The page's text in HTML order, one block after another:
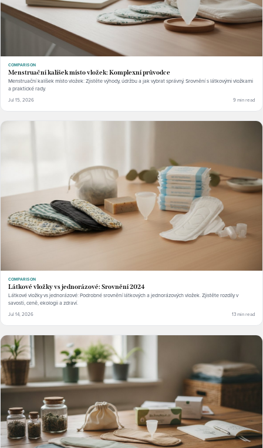
COMPARISON
Menstruační kalíšek místo vložek: Komplexní průvodce
Menstruační kalíšek místo vložek: Zjistěte výhody, údržbu a jak vybrat správný. Srovnění s látkovými vložkami
a praktické rady.
Jul 15, 2026 9 min read
COMPARISON
Látkové vložky vs jednorázové: Srovnění 2024
Látkové vložky vs jednorázové: Podrobné srovnění látkových a jednorázových vložek. Zjistěte rozdíly v
savosti, ceně, ekologii a zdraví.
Jul 14, 2026 13 min read